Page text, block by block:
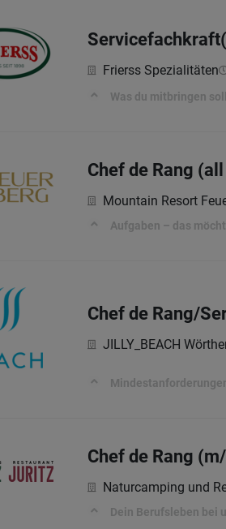
Frierss Spezialitäten
Was du mitbringen
Chef de Rang
Mountain Resort
Aufgaben – das
Chef de Rang/
JILLY_BEACH
Chef de Rang
Naturcamping und
Dein Berufsleben bei